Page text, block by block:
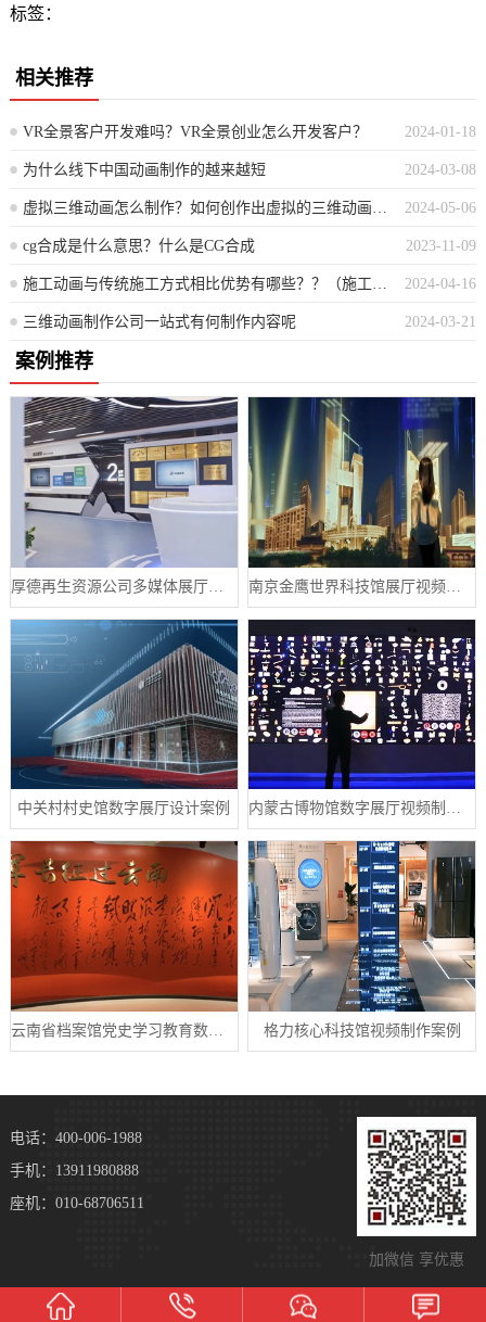
标签：
相关推荐
2024-01-18
VR全景客户开发难吗？VR全景创业怎么开发客户？
2024-03-08
为什么线下中国动画制作的越来越短
2024-05-06
虚拟三维动画怎么制作？如何创作出虚拟的三维动画效果？
2023-11-09
cg合成是什么意思？什么是CG合成
2024-04-16
施工动画与传统施工方式相比优势有哪些？？（施工动画相较于传统手法的优势体现在哪些方面？）
2024-03-21
三维动画制作公司一站式有何制作内容呢
案例推荐
中关村村史馆数字展厅设计案例 内蒙古博物馆数字展厅视频制作宣传片案例
云南省档案馆党史学习教育数字展厅案例 格力核心科技馆视频制作案例
加微信 享优惠
电话：400-006-1988
手机：13911980888
座机：010-68706511